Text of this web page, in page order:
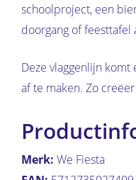
schoolproject, een
doorgang of feesttafel
Deze vlaggenlijn
af te maken. Zo
Merk: We Fiesta